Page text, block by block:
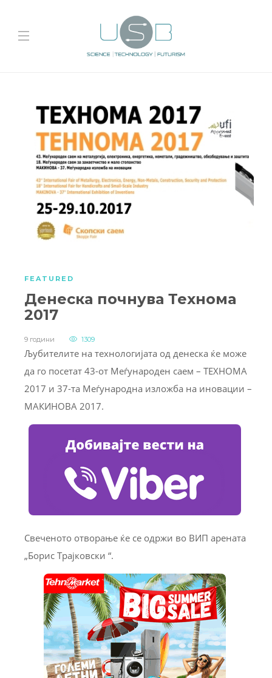
FEATURED
Денеска почнува Технома
2017
9 години 1309
Љубителите на технологијата од денеска ќе може
да го посетат 43-от Mеѓународен саем – ТЕХНОМА
2017 и 37-та Меѓународна изложба на иновации –
МАКИНОВА 2017.
Свеченото отворање ќе се одржи во ВИП арената
„Борис Трајковски “.